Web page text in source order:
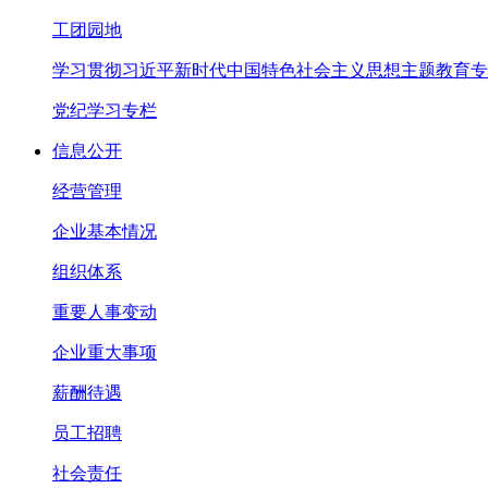
工团园地
学习贯彻习近平新时代中国特色社会主义思想主题教育
党纪学习专栏
信息公开
经营管理
企业基本情况
组织体系
重要人事变动
企业重大事项
薪酬待遇
员工招聘
社会责任